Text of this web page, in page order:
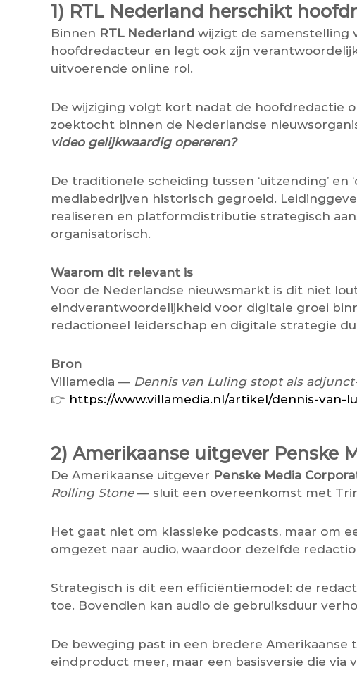
1) RTL Nederland herschikt
Binnen RTL Nederland wijzigt de samenstelling
hoofdredacteur en legt ook zijn
uitvoerende online rol.
De wijziging volgt kort nadat de hoofdredactie
zoektocht binnen de Nederlandse
video gelijkwaardig opereren?
De traditionele scheiding tussen ‘uitzending’
mediabedrijven historisch gegroeid.
realiseren en platformdistributie strategisch
organisatorisch.
Waarom dit relevant is
Voor de Nederlandse nieuwsmarkt is dit niet
eindverantwoordelijkheid voor digitale groei
redactioneel leiderschap en digitale strategie
Bron
Villamedia — Dennis van Luling stopt als
👉 https://www.villamedia.nl/artikel/dennis-
2) Amerikaanse uitgever Penske
De Amerikaanse uitgever Penske Media
Rolling Stone— sluit een overeenkomst met
Het gaat niet om klassieke podcasts, maar om
omgezet naar audio, waardoor dezelfde
Strategisch is dit een efficiëntiemodel: de
toe. Bovendien kan audio de gebruiksduur
De beweging past in een bredere
eindproduct meer, maar een basisversie die